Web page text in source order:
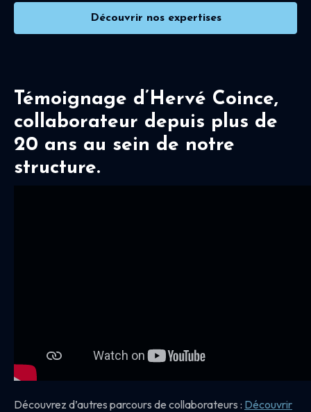
Découvrir nos expertises
Témoignage d’Hervé Coince,
collaborateur depuis plus de
20 ans au sein de notre
structure.
Découvrez d’autres parcours de collaborateurs : Découvrir